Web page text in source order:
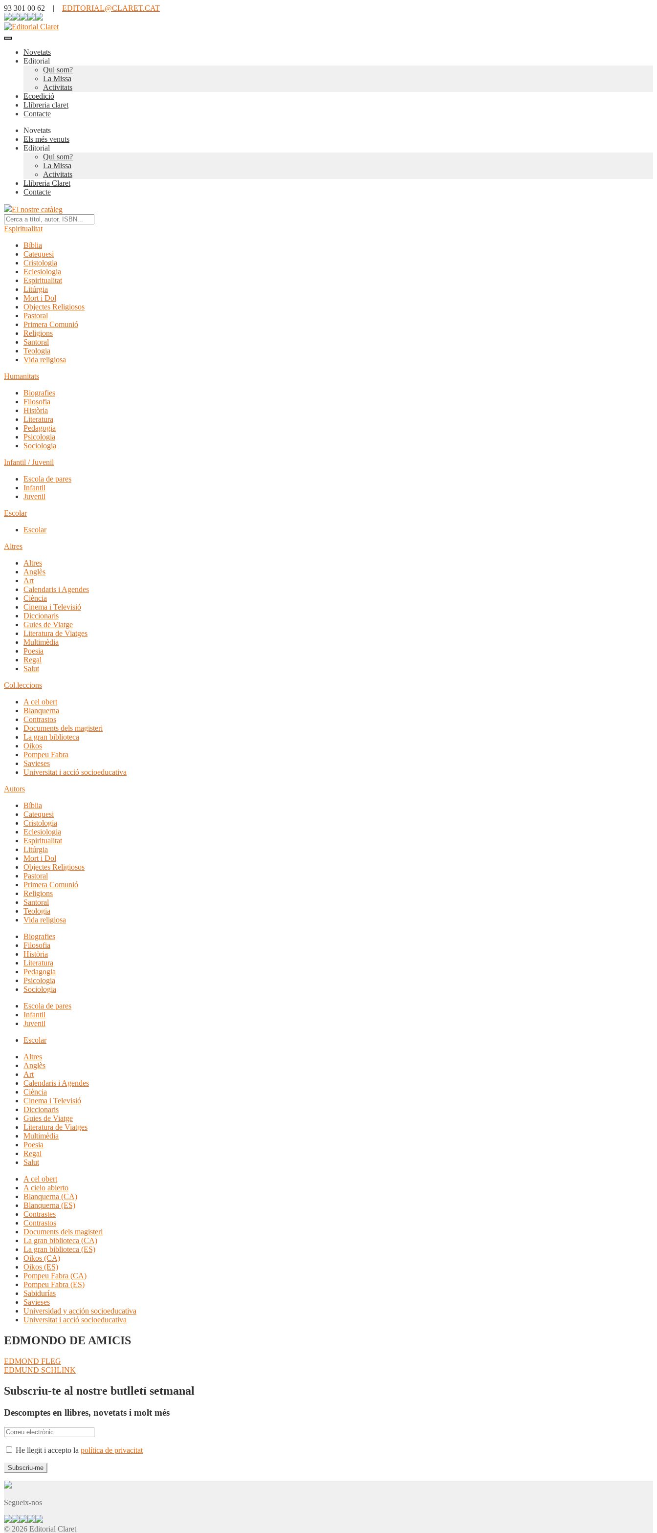
93 301 00 62 | EDITORIAL@CLARET.CAT
Novetats
Editorial
Qui som?
La Missa
Activitats
Ecoedició
Llibreria claret
Contacte
Novetats
Els més venuts
Editorial
Qui som?
La Missa
Activitats
Llibreria Claret
Contacte
El nostre catàleg
Espiritualitat
Bíblia
Catequesi
Cristologia
Eclesiologia
Espiritualitat
Litúrgia
Mort i Dol
Objectes Religiosos
Pastoral
Primera Comunió
Religions
Santoral
Teologia
Vida religiosa
Humanitats
Biografies
Filosofia
Història
Literatura
Pedagogia
Psicologia
Sociologia
Infantil / Juvenil
Escola de pares
Infantil
Juvenil
Escolar
Escolar
Altres
Altres
Anglès
Art
Calendaris i Agendes
Ciència
Cinema i Televisió
Diccionaris
Guies de Viatge
Literatura de Viatges
Multimèdia
Poesia
Regal
Salut
Col.leccions
A cel obert
Blanquerna
Contrastos
Documents dels magisteri
La gran biblioteca
Oikos
Pompeu Fabra
Savieses
Universitat i acció socioeducativa
Autors
Bíblia
Catequesi
Cristologia
Eclesiologia
Espiritualitat
Litúrgia
Mort i Dol
Objectes Religiosos
Pastoral
Primera Comunió
Religions
Santoral
Teologia
Vida religiosa
Biografies
Filosofia
Història
Literatura
Pedagogia
Psicologia
Sociologia
Escola de pares
Infantil
Juvenil
Escolar
Altres
Anglès
Art
Calendaris i Agendes
Ciència
Cinema i Televisió
Diccionaris
Guies de Viatge
Literatura de Viatges
Multimèdia
Poesia
Regal
Salut
A cel obert
A cielo abierto
Blanquerna (CA)
Blanquerna (ES)
Contrastes
Contrastos
Documents dels magisteri
La gran biblioteca (CA)
La gran biblioteca (ES)
Oikos (CA)
Oikos (ES)
Pompeu Fabra (CA)
Pompeu Fabra (ES)
Sabidurías
Savieses
Universidad y acción socioeducativa
Universitat i acció socioeducativa
EDMONDO DE AMICIS
Navegació
d'entrades
Entrada
anterior:
EDMOND FLEG
Pròxima
EDMUND SCHLINK
Subscriu-te al nostre butlletí setmanal
Descomptes en llibres, novetats i molt més
He llegit i accepto la política de privacitat
Segueix-nos
© 2026 Editorial Claret